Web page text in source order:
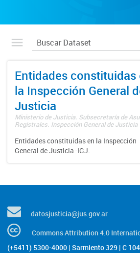
Entidades constituidas
la Inspección General
Justicia
Ministerio de Justicia. Subsecretaría de
Registrales. Inspección General de Justicia
Entidades constituidas en la Inspección
General de Justicia -IGJ.
datosjusticia@jus.gov.ar
Commons Attribution 4.0
(+5411) 5300-4000 | Sarmiento 329 | C